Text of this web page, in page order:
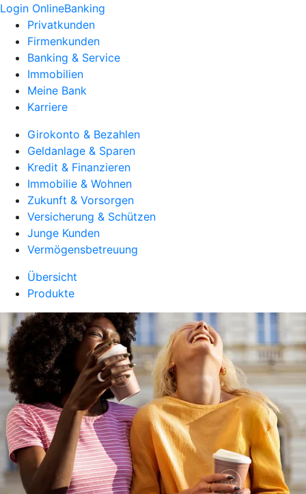
Login OnlineBanking
Privatkunden
Firmenkunden
Banking & Service
Immobilien
Meine Bank
Karriere
Girokonto & Bezahlen
Geldanlage & Sparen
Kredit & Finanzieren
Immobilie & Wohnen
Zukunft & Vorsorgen
Versicherung & Schützen
Junge Kunden
Vermögensbetreuung
Übersicht
Produkte